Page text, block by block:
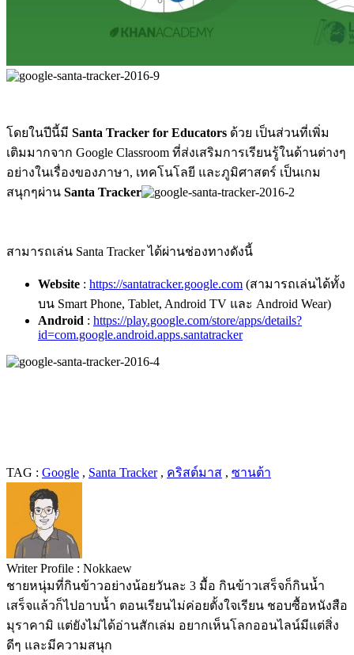
โดยในปีนี้มี Santa Tracker for Educators ด้วย เป็นส่วนที่เพิ่ม
เติมมากจาก Google Classroom ที่ส่งเสริมการเรียนรู้ในด้านต่างๆ
อย่างในเรื่องของภาษา, เทคโนโลยี และภูมิศาสตร์ เป็นเกม
สนุกๆผ่าน Santa Tracker
สามารถเล่น Santa Tracker ได้ผ่านช่องทางดังนี้
Website : https://santatracker.google.com (สามารถเล่นได้ทั้ง
บน Smart Phone, Tablet, Android TV และ Android Wear)
Android : https://play.google.com/store/apps/details?
id=com.google.android.apps.santatracker
TAG : Google , Santa Tracker, คริสต์มาส , ซานต้า
Writer Profile : Nokkaew
ชายหนุ่มที่กินข้าวอย่างน้อยวันละ 3 มื้อ กินข้าวเสร็จก็กินน้ำ
เสร็จแล้วก็ไปอาบน้ำ ตอนเรียนไม่ค่อยตั้งใจเรียน ชอบซื้อหนังสือ
มุราคามิ แต่ยังไม่ได้อ่านสักเล่ม อยากเห็นโลกออนไลน์มีแต่สิ่ง
ดีๆ และมีความสนุก